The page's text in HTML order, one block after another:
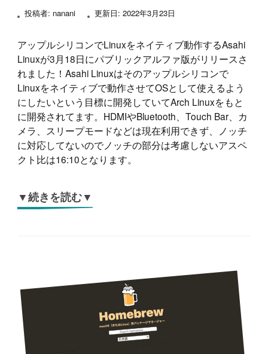
投稿者: nanani 更新日: 2022年3月23日
アップルシリコンでLinuxをネイティブ動作するAsahi
Linuxが3月18日にパブリックアルファ版がリリースさ
れました！Asahi Linuxはそのアップルシリコンで
Linuxをネイティブで動作させてOSとして使えるよう
にしたいという目標に開発していてArch Linuxをもと
に開発されてます。HDMIやBluetooth、Touch Bar、カ
メラ、スリープモードなどは現在利用できず、ノッチ
に対応してないのでノッチの部分は考慮しないアスペ
クト比は16:10となります。
▼続きを読む▼